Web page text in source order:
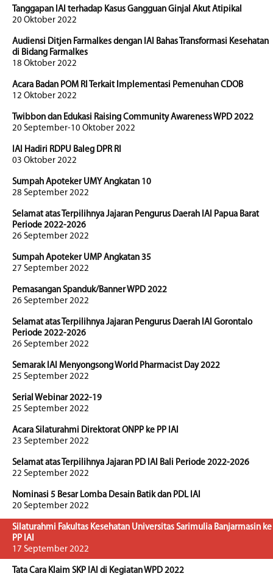
Tanggapan IAI terhadap Kasus Gangguan Ginjal Akut Atipikal
20 Oktober 2022
Audiensi Ditjen Farmalkes dengan IAI Bahas Transformasi Kesehatan
di Bidang Farmalkes
18 Oktober 2022
Acara Badan POM RI Terkait Implementasi Pemenuhan CDOB
12 Oktober 2022
Twibbon dan Edukasi Raising Community Awareness WPD 2022
20 September-10 Oktober 2022
IAI Hadiri RDPU Baleg DPR RI
03 Oktober 2022
Sumpah Apoteker UMY Angkatan 10
28 September 2022
Selamat atas Terpilihnya Jajaran Pengurus Daerah IAI Papua Barat
Periode 2022-2026
26 September 2022
Sumpah Apoteker UMP Angkatan 35
27 September 2022
Pemasangan Spanduk/Banner WPD 2022
26 September 2022
Selamat atas Terpilihnya Jajaran Pengurus Daerah IAI Gorontalo
Periode 2022-2026
26 September 2022
Semarak IAI Menyongsong World Pharmacist Day 2022
25 September 2022
Serial Webinar 2022-19
25 September 2022
Acara Silaturahmi Direktorat ONPP ke PP IAI
23 September 2022
Selamat atas Terpilihnya Jajaran PD IAI Bali Periode 2022-2026
22 September 2022
Nominasi 5 Besar Lomba Desain Batik dan PDL IAI
20 September 2022
Silaturahmi Fakultas Kesehatan Universitas Sarimulia Banjarmasin ke
PP IAI
17 September 2022
Tata Cara Klaim SKP IAI di Kegiatan WPD 2022